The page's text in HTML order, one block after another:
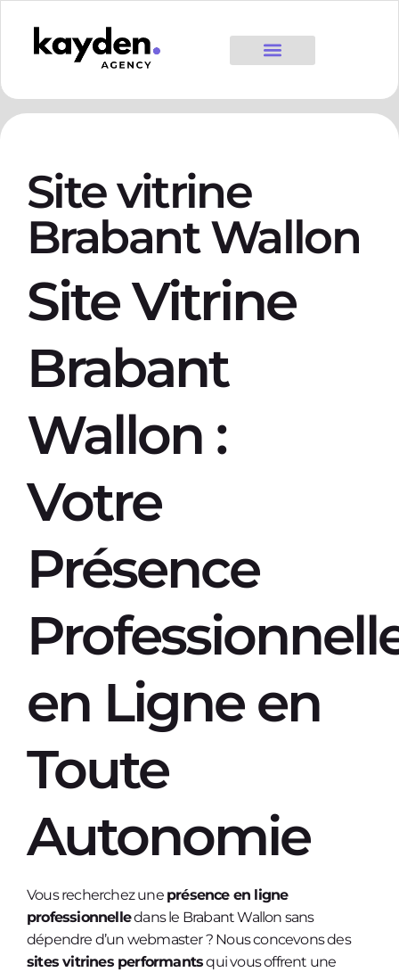
Site vitrine
Brabant Wallon
Site Vitrine
Brabant
Wallon :
Votre
Présence
en Ligne en
Toute
Autonomie
Vous recherchez une présence en ligne
professionnelledans le Brabant Wallon sans
dépendre d’un webmaster ? Nous concevons des
sites vitrines performantsqui vous offrent une